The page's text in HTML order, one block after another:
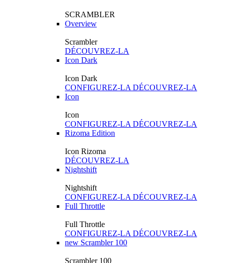
SCRAMBLER
Overview
Scrambler
DÉCOUVREZ-LA
Icon Dark
Icon Dark
CONFIGUREZ-LA DÉCOUVREZ-LA
Icon
Icon
CONFIGUREZ-LA DÉCOUVREZ-LA
Rizoma Edition
Icon Rizoma
DÉCOUVREZ-LA
Nightshift
Nightshift
CONFIGUREZ-LA DÉCOUVREZ-LA
Full Throttle
Full Throttle
CONFIGUREZ-LA DÉCOUVREZ-LA
new Scrambler 100
Scrambler 100